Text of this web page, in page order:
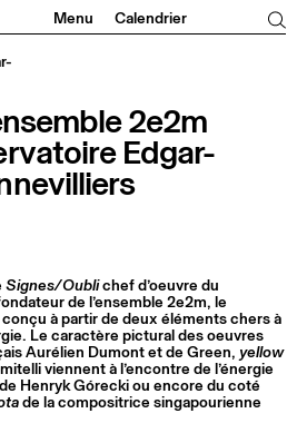
Menu Calendrier
Linkedin
2e2m
Edgar-
Signes/Oublichef d’oeuvre du
de l’ensemble 2e2m, le
à partir de deux éléments chers à
Le caractère pictural des oeuvres
Aurélien Dumont et de Green, yellow
viennent à l’encontre de l’énergie
de Henryk Górecki ou encore du coté
de la compositrice singapourienne